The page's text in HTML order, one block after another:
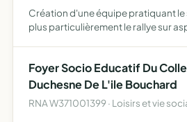
Création d'une équipe pratiquant
plus particulièrement le rallye sur
Foyer Socio Educatif Du
Duchesne De L'ile Bouchard
RNA W371001399 · Loisirs et vie